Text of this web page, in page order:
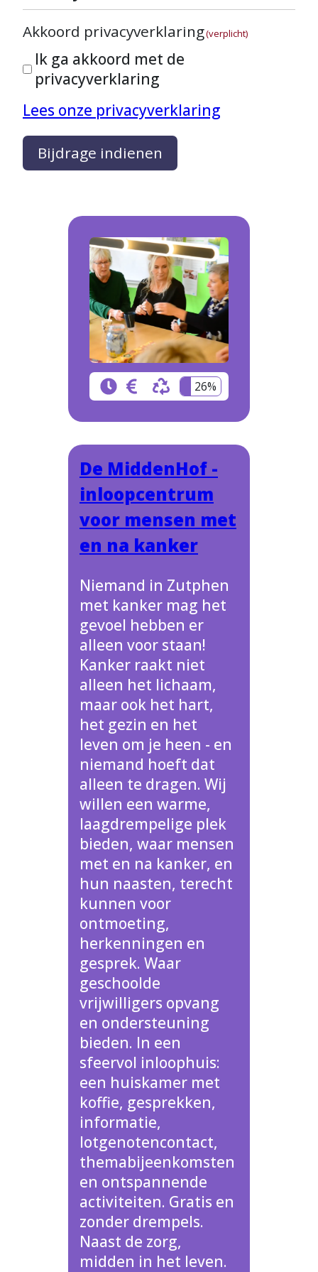
Akkoord privacyverklaring(verplicht)
Ik ga akkoord met de
privacyverklaring
Lees onze privacyverklaring
Bijdrage indienen
26%
De MiddenHof -
inloopcentrum
voor mensen met
en na kanker
Niemand in Zutphen
met kanker mag het
gevoel hebben er
alleen voor staan!
Kanker raakt niet
alleen het lichaam,
maar ook het hart,
het gezin en het
leven om je heen - en
niemand hoeft dat
alleen te dragen. Wij
willen een warme,
laagdrempelige plek
bieden, waar mensen
met en na kanker, en
hun naasten, terecht
kunnen voor
ontmoeting,
herkenningen en
gesprek. Waar
geschoolde
vrijwilligers opvang
en ondersteuning
bieden. In een
sfeervol inloophuis:
een huiskamer met
koffie, gesprekken,
informatie,
lotgenotencontact,
themabijeenkomsten
en ontspannende
activiteiten. Gratis en
zonder drempels.
Naast de zorg,
midden in het leven.